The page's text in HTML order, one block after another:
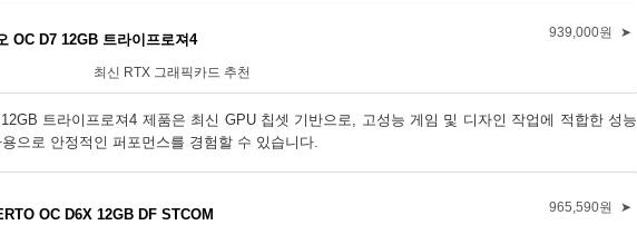
OC D7 12GB 트라이프로져4 939,000원 ➤
최신 RTX 그래픽카드 추천
트라이프로져4 제품은 최신 GPU 칩셋 기반으로, 고성능 게임 및 디자인 작업에 적합한 성능
으로 안정적인 퍼포먼스를 경험할 수 있습니다.
OC D6X 12GB DF STCOM 965,590원 ➤